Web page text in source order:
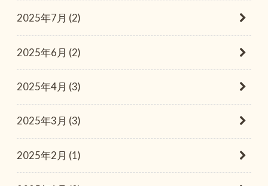
2025年7月 (2)
2025年6月 (2)
2025年4月 (3)
2025年3月 (3)
2025年2月 (1)